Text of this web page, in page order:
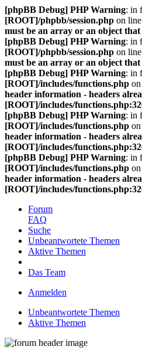
[phpBB Debug] PHP Warning: in
[ROOT]/phpbb/session.php on line
must be an array or an object
[phpBB Debug] PHP Warning: in
[ROOT]/phpbb/session.php on line
must be an array or an object
[phpBB Debug] PHP Warning: in
[ROOT]/includes/functions.php
header information - headers
[ROOT]/includes/
[phpBB Debug] PHP Warning: in
[ROOT]/includes/functions.php
header information - headers
[ROOT]/includes/
[phpBB Debug] PHP Warning: in
[ROOT]/includes/functions.php
header information - headers
[ROOT]/includes/
Forum
FAQ
Suche
Unbeantwortete Themen
Aktive Themen
Das Team
Anmelden
Unbeantwortete Themen
Aktive Themen